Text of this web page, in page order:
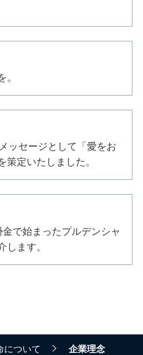
ッセージとして「愛をお
定いたしました。
で始まったプルデンシャ
します。
について 企業理念